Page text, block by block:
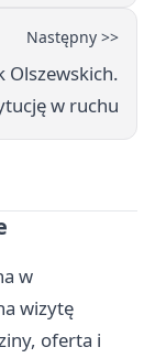
Następny >>
Olszewskich.
w ruchu
w
wizytę
oferta i